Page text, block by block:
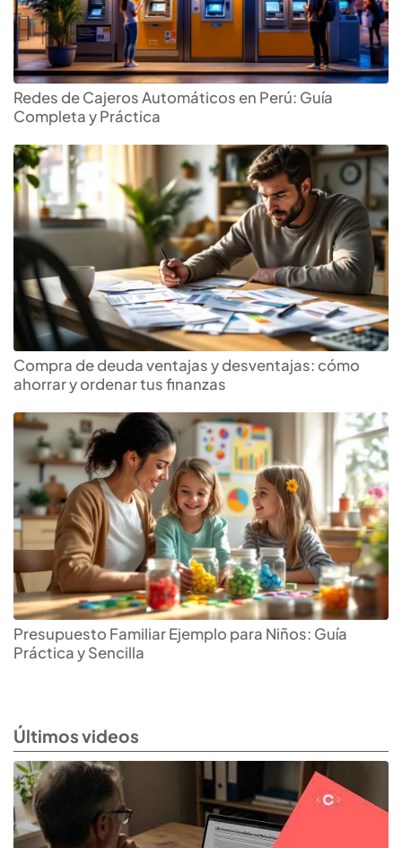
Redes de Cajeros Automáticos en Perú: Guía
Completa y Práctica
Compra de deuda ventajas y desventajas: cómo
ahorrar y ordenar tus finanzas
Presupuesto Familiar Ejemplo para Niños: Guía
Práctica y Sencilla
Últimos videos